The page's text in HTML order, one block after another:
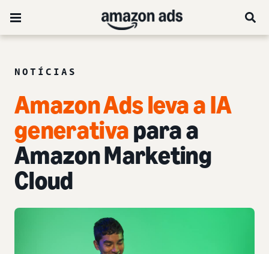
NOTÍCIAS
Amazon Ads leva a IA
generativapara a
Amazon Marketing
Cloud